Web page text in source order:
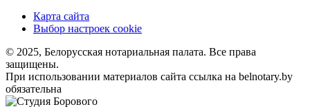
Карта сайта
Выбор настроек cookie
© 2025, Белорусская нотариальная палата. Все права
защищены.
При использовании материалов сайта ссылка на belnotary.by
обязательна